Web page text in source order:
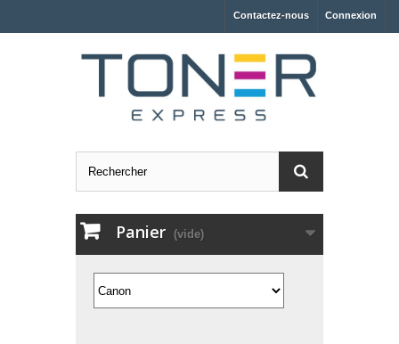
Connexion
Contactez-nous
Panier (vide)